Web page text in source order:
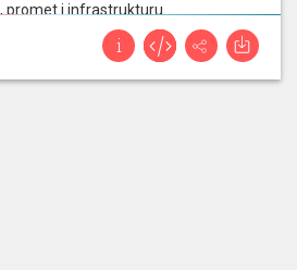
promet i infrastrukturu